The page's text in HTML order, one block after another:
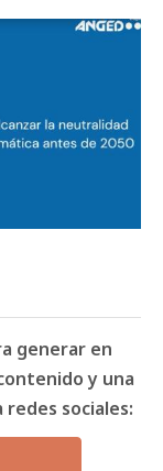
generar en
y una
sociales: